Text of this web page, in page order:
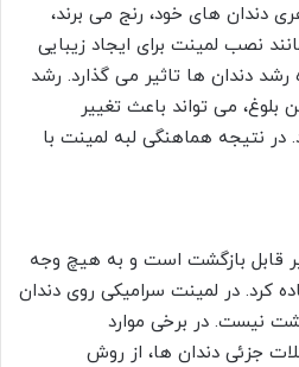
دندان های خود، رنج می برند،
نصب لمینت برای ایجاد زیبایی
رشد دندان ها تاثیر می گذارد. رشد
بلوغ، می تواند باعث تغییر
نتیجه هماهنگی لبه لمینت با
قابل بازگشت است و به هیچ وجه
کرد. در لمینت سرامیکی روی دندان
نیست. در برخی موارد
جزئی دندان ها، از روش